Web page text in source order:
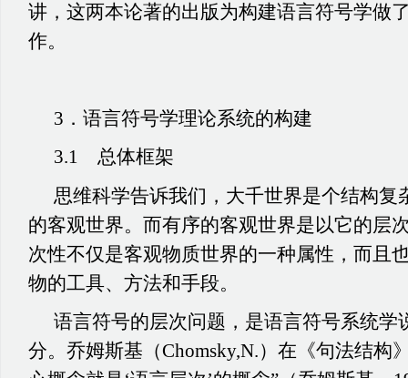
讲，这两本论著的出版为构建语言符号学做
作。
3．语言符号学理论系统的构建
3.1 总体框架
思维科学告诉我们，大千世界是个结构复
的客观世界。而有序的客观世界是以它的层
次性不仅是客观物质世界的一种属性，而且
物的工具、方法和手段。
语言符号的层次问题，是语言符号系统学
分。乔姆斯基（Chomsky,N.）在《句法结构